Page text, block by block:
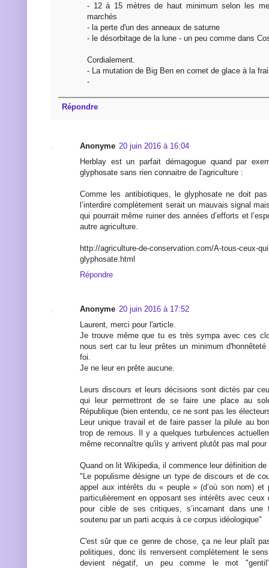
- 12 à 15 mètres de haut minimum selon les
marchés
- la perte d'un des anneaux de saturne
- le désorbitage de la lune - un peu comme dans
Cordialement.
- La mutation de Big Ben en cornet de glace à la
-
Répondre
Anonyme 20 juin 2016 à 16:04
Herblay est un parfait démagogue quand par
glyphosate sans rien connaitre de l'agriculture :
Comme les antibiotiques, le glyphosate ne doit
l’interdire complètement serait un mauvais signal
qui pourrait même ruiner des années d’efforts et
autre agriculture.
http://agriculture-de-conservation.com/A-tous-ceux-
glyphosate.html
Répondre
Anonyme 20 juin 2016 à 17:52
Laurent, merci pour l'article.
Je trouve même que tu es très sympa avec ces
nous sert car tu leur prêtes un minimum
foi.
Je ne leur en prête aucune.
Leurs discours et leurs décisions sont dictés par
qui leur permettront de se faire une place au
République (bien entendu, ce ne sont pas les
Leur unique travail et de faire passer la pilule au
trop de remous. Il y a quelques turbulences
même reconnaître qu'ils y arrivent plutôt pas mal pour
Quand on lit Wikipedia, il commence leur définition
"Le populisme désigne un type de discours et de
appel aux intérêts du « peuple » (d’où son nom) et
particulièrement en opposant ses intérêts avec ceux
pour cible de ses critiques, s’incarnant dans une
soutenu par un parti acquis à ce corpus idéologique"
C'est sûr que ce genre de chose, ça ne leur plaît
politiques, donc ils renversent complètement le
devient négatif, un peu comme le mot